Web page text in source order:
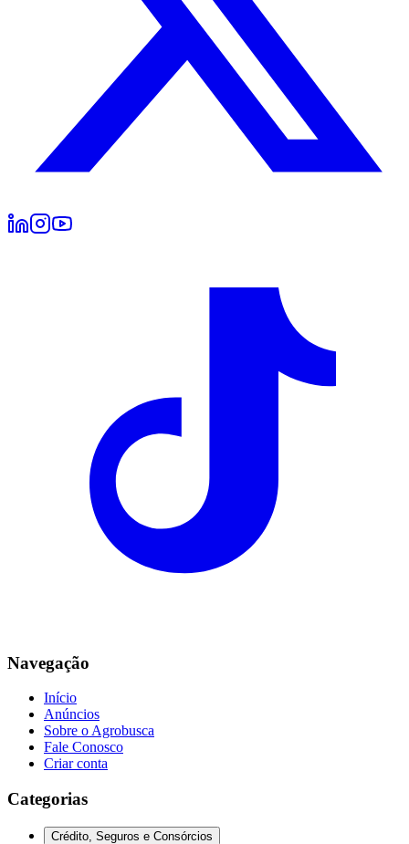
Navegação
Início
Anúncios
Sobre o Agrobusca
Fale Conosco
Criar conta
Categorias
Crédito, Seguros e Consórcios